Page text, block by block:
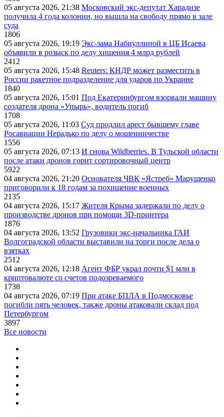
05 августа 2026, 21:38 Московский экс-депутат Харадизе
получила 4 года колонии, но вышла на свободу прямо в зале
суда
1806
05 августа 2026, 19:19 Экс-зама Набиуллиной в ЦБ Исаева
объявили в розыск по делу хищения 4 млрд рублей
2412
05 августа 2026, 15:48 Reuters: КНДР может разместить в
России ракетное подразделение для ударов по Украине
1840
05 августа 2026, 15:01 Под Екатеринбургом взорвали машину
создателя дрона «Упырь», водитель погиб
1708
05 августа 2026, 11:03 Суд продлил арест бывшему главе
Росавиации Нерадько по делу о мошенничестве
1556
05 августа 2026, 07:13 И снова Wildberries. В Тульской области
после атаки дронов горит сортировочный центр
5922
04 августа 2026, 21:20 Основателя ЧВК «Ястреб» Марущенко
приговорили к 18 годам за похищение военных
2135
04 августа 2026, 15:17 Жителя Крыма задержали по делу о
производстве дронов при помощи 3D‑принтера
1876
04 августа 2026, 13:52 Грузовики экс-начальника ГАИ
Волгоградской области выставили на торги после дела о
взятках
2512
04 августа 2026, 12:18 Агент ФБР украл почти $1 млн в
криптовалюте со счетов подозреваемого
1738
04 августа 2026, 07:19 При атаке БПЛА в Подмосковье
погибли пять человек, также дроны атаковали склад под
Петербургом
3897
Все новости